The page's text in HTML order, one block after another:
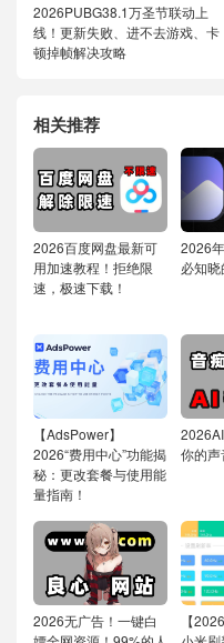
2026PUBG38.1万圣节联动上
线！更新失败、进不去游戏、卡
顿掉帧解决攻略
相关推荐
2026百度网盘最新可
用加速教程！拒绝限
速，极速下载！
2026
必知
【AdsPower】
2026“费用中心”功能揭
秘：更改套餐与使用能
量指南！
你的声
2026无广告！一键白
【